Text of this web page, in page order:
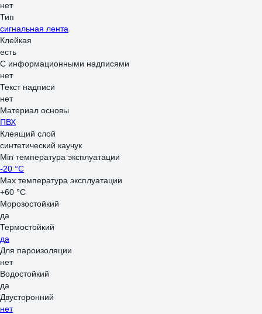
нет
Тип
сигнальная лента
Клейкая
есть
С информационными надписями
нет
Текст надписи
нет
Материал основы
ПВХ
Клеящий слой
синтетический каучук
Min температура эксплуатации
-20 °С
Max температура эксплуатации
+60 °С
Морозостойкий
да
Термостойкий
да
Для пароизоляции
нет
Водостойкий
да
Двусторонний
нет